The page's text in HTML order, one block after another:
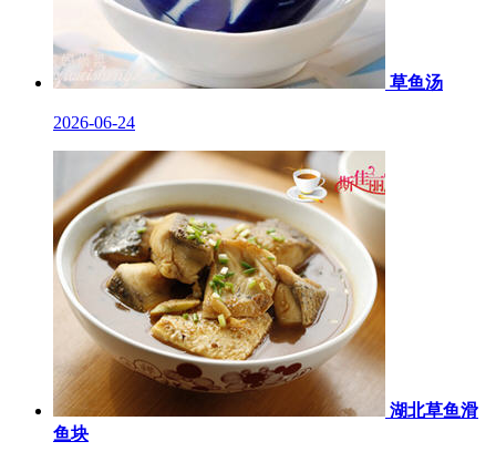
草鱼汤
2026-06-24
湖北草鱼滑
鱼块